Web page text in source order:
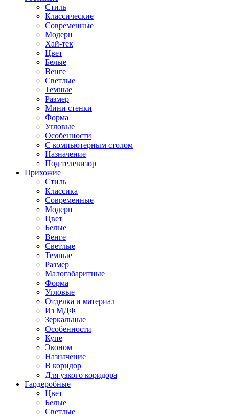
Стиль
Классические
Современные
Модерн
Хай-тек
Цвет
Белые
Венге
Светлые
Темные
Размер
Мини стенки
Форма
Угловые
Особенности
С компьютерным столом
Назначение
Под телевизор
Прихожие
Стиль
Классика
Современные
Модерн
Цвет
Белые
Венге
Светлые
Темные
Размер
Малогабаритные
Форма
Угловые
Отделка и материал
Из МДФ
Зеркальные
Особенности
Купе
Эконом
Назначение
В коридор
Для узкого коридора
Гардеробные
Цвет
Белые
Светлые